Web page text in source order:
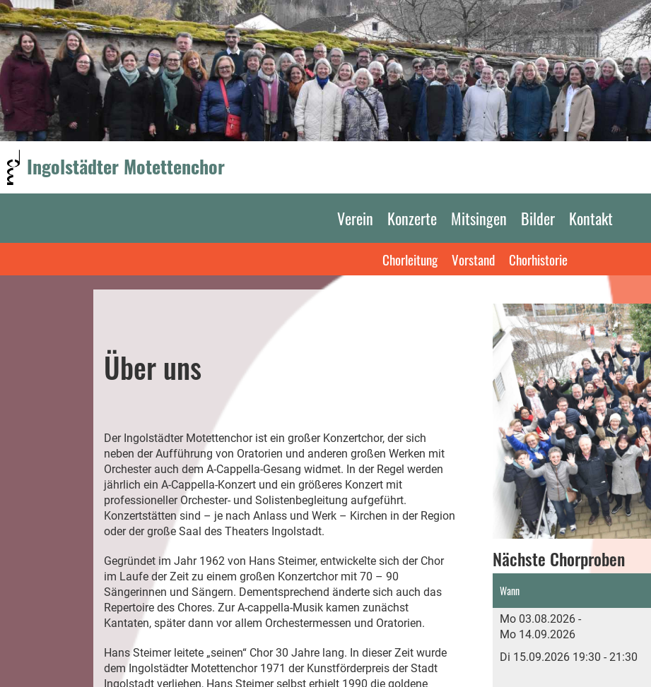
Ingolstädter Motettenchor
Verein Konzerte Mitsingen Bilder Kontakt
Chorleitung Vorstand Chorhistorie
Über uns
Der Ingolstädter Motettenchor ist ein großer Konzertchor, der sich
neben der Aufführung von Oratorien und anderen großen Werken mit
Orchester auch dem A-Cappella-Gesang widmet. In der Regel werden
jährlich ein A-Cappella-Konzert und ein größeres Konzert mit
professioneller Orchester- und Solistenbegleitung aufgeführt.
Konzertstätten sind – je nach Anlass und Werk – Kirchen in der Region
oder der große Saal des Theaters Ingolstadt.
Gegründet im Jahr 1962 von Hans Steimer, entwickelte sich der Chor
im Laufe der Zeit zu einem großen Konzertchor mit 70 – 90
Sängerinnen und Sängern. Dementsprechend änderte sich auch das
Repertoire des Chores. Zur A-cappella-Musik kamen zunächst
Kantaten, später dann vor allem Orchestermessen und Oratorien.
Hans Steimer leitete „seinen“ Chor 30 Jahre lang. In dieser Zeit wurde
dem Ingolstädter Motettenchor 1971 der Kunstförderpreis der Stadt
Ingolstadt verliehen, Hans Steimer selbst erhielt 1990 die goldene
Nächste Chorproben
Wann
Mo 03.08.2026 -
Mo 14.09.2026
Di 15.09.2026 19:30 - 21:30